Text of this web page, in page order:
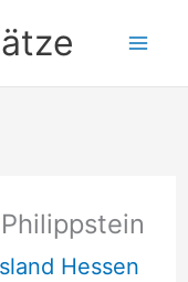
Hessen